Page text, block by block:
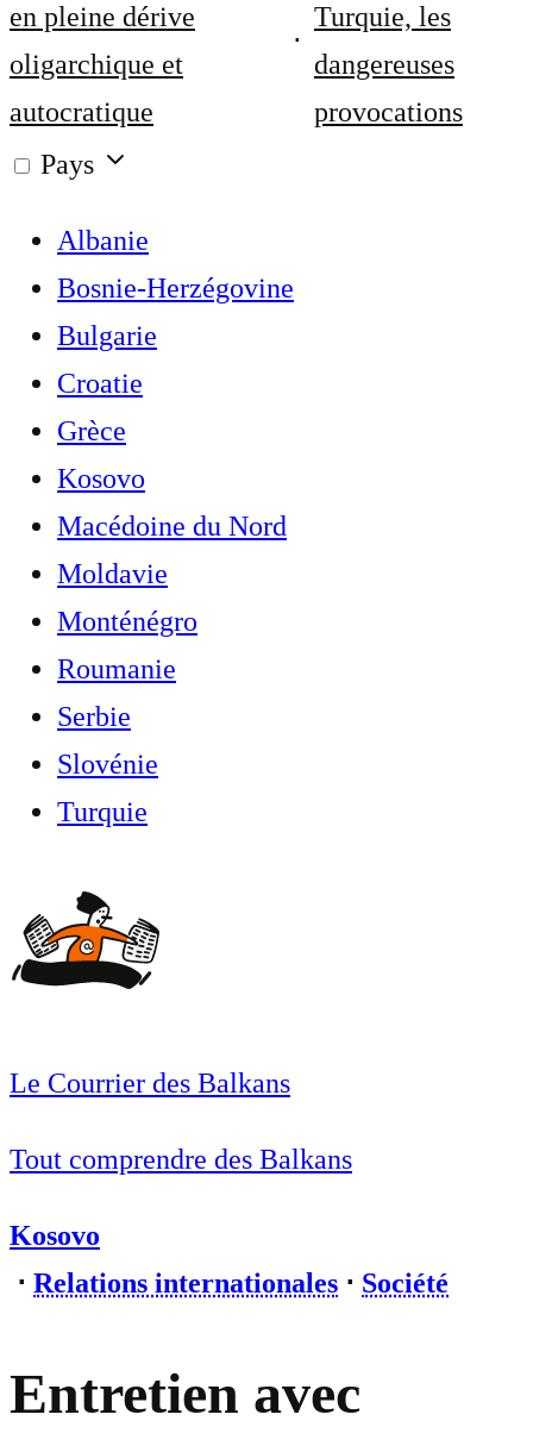
en pleine dérive
oligarchique et
autocratique
Turquie, les
dangereuses
provocations
Pays
Albanie
Bosnie-Herzégovine
Bulgarie
Croatie
Grèce
Kosovo
Macédoine du Nord
Moldavie
Monténégro
Roumanie
Serbie
Slovénie
Turquie
Le Courrier des Balkans
Tout comprendre des Balkans
Kosovo
⋅ Relations internationales ⋅ Société
Entretien avec